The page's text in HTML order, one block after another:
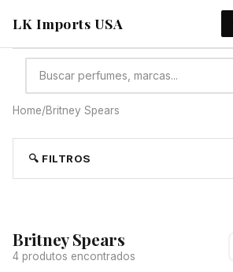
LK Imports USA
Home/Britney Spears
🔍 FILTROS
Britney Spears
4 produtos encontrados